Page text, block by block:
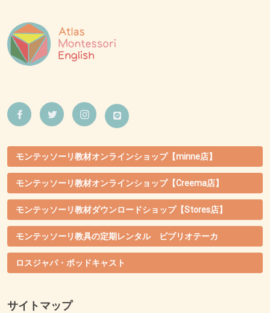
モンテッソーリ教材オンラインショップ【minne店】
モンテッソーリ教材オンラインショップ【Creema店】
モンテッソーリ教材ダウンロードショップ【Stores店】
モンテッソーリ教具の定期レンタル ビブリオテーカ
ロスジャパ・ポッドキャスト
サイトマップ